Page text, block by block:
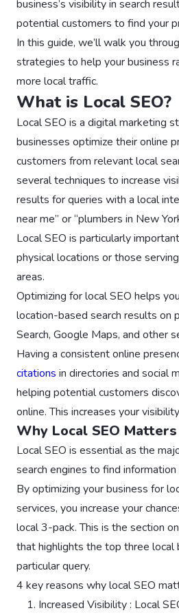
business’s visibility in search
potential customers to find your
In this guide, we’ll walk you
strategies to help your business
more local traffic.
What is Local SEO?
Local SEO is a digital marketing
businesses optimize their online
customers from relevant local
several techniques to increase
results for queries with a local
near me” or “plumbers in New
Local SEO is particularly
physical locations or those
areas.
Optimizing for local SEO helps
location-based search results on
Search, Google Maps, and other
Having a consistent online
citations in directories and social
helping potential customers
online. This increases your
Why Local SEO Matters
Local SEO is essential as the
search engines to find
By optimizing your business for
services, you increase your
local 3-pack. This is the section
that highlights the top three local
particular query.
4 key reasons why local SEO
Increased Visibility : Local